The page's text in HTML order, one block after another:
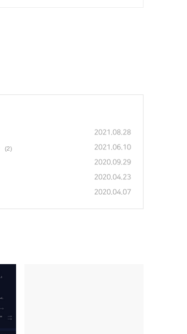
2021.08.28
(2) 2021.06.10
2020.09.29
2020.04.23
2020.04.07